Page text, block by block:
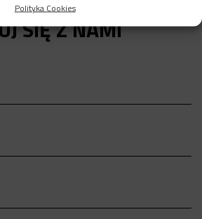
Polityka Cookies
SIĘ Z NAMI